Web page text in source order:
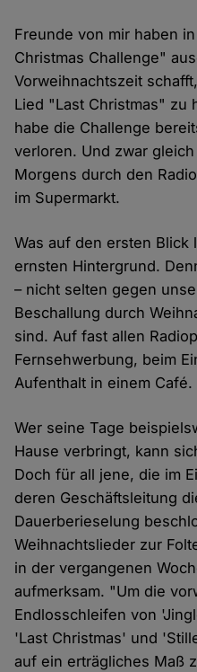
Freunde von mir haben
Christmas Challenge"
Vorweihnachtszeit
Lied "Last Christmas" zu
habe die Challenge
verloren. Und zwar
Morgens durch den
im Supermarkt.
Was auf den ersten Blick
ernsten Hintergrund.
– nicht selten gegen
Beschallung durch
sind. Auf fast allen
Fernsehwerbung, beim
Aufenthalt in einem
Wer seine Tage
Hause verbringt, kann
Doch für all jene, die im
deren Geschäftsleitung
Dauerberieselung
Weihnachtslieder zur
in der vergangenen
aufmerksam. "Um die
Endlosschleifen von
'Last Christmas' und
auf ein erträgliches Maß